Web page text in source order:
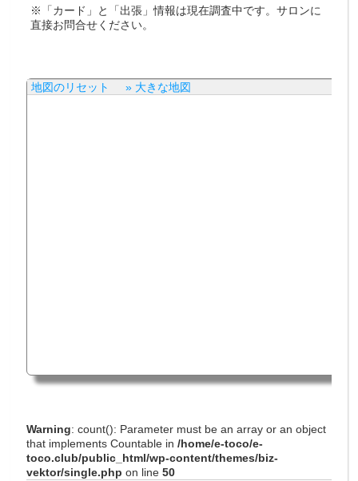
※「カード」と「出張」情報は現在調査中です。サロンに
直接お問合せください。
地図のリセット » 大きな地図
Warning: count(): Parameter must be an array or an object
that implements Countable in/home/e-toco/e-
toco.club/public_html/wp-content/themes/biz-
vektor/single.php on line50